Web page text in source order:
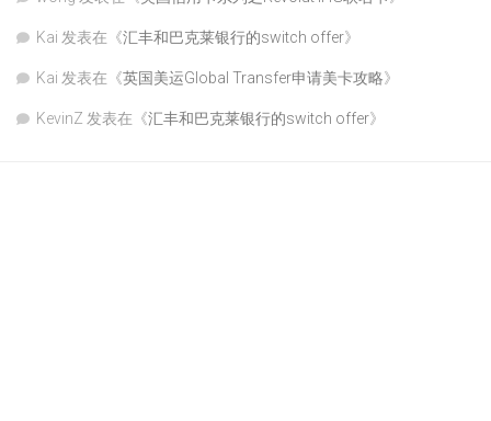
Kai 发表在《汇丰和巴克莱银行的switch offer》
Kai 发表在《英国美运Global Transfer申请美卡攻略》
KevinZ 发表在《汇丰和巴克莱银行的switch offer》